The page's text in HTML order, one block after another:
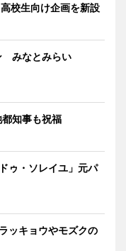
校生向け企画を新設
みなとみらい
知事も祝福
ゥ・ソレイユ」元パ
ッキョウやモズクの